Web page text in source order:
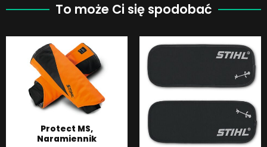
To może Ci się spodobać
Protect MS,
Naramiennik